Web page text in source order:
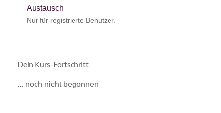
Austausch
Nur für registrierte Benutzer.
Dein Kurs-Fortschritt
... noch nicht begonnen